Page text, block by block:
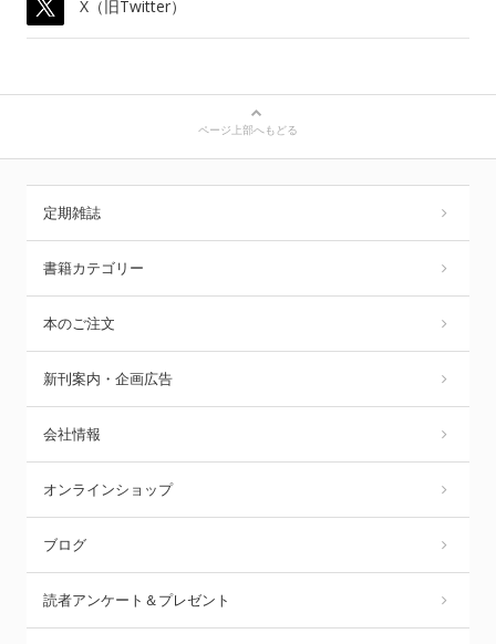
X（旧Twitter）
ページ上部へもどる
定期雑誌
書籍カテゴリー
本のご注文
新刊案内・企画広告
会社情報
オンラインショップ
ブログ
読者アンケート＆プレゼント